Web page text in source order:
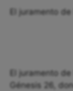
El juramento
El juramento
Génesis 26,